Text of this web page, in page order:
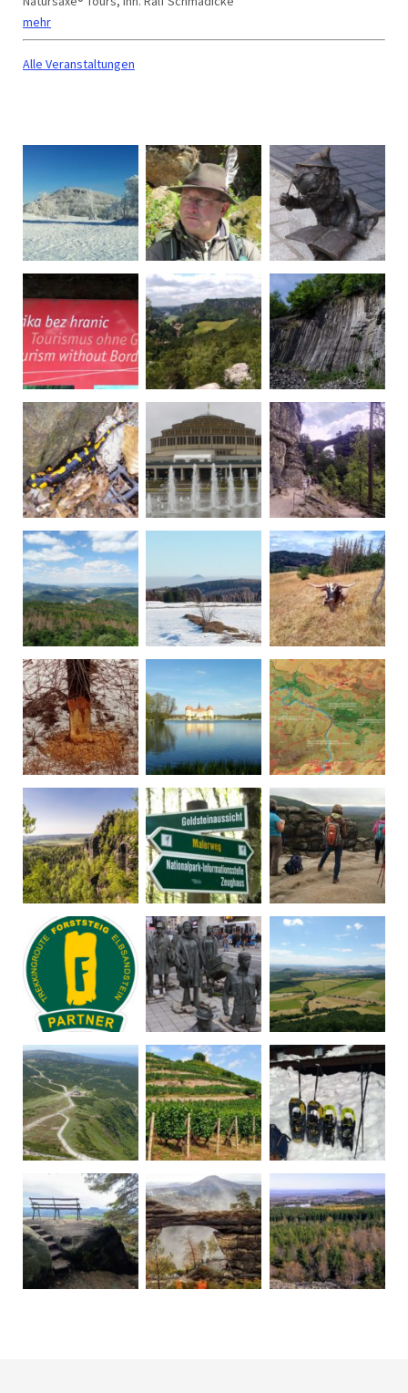
mehr
Alle Veranstaltungen